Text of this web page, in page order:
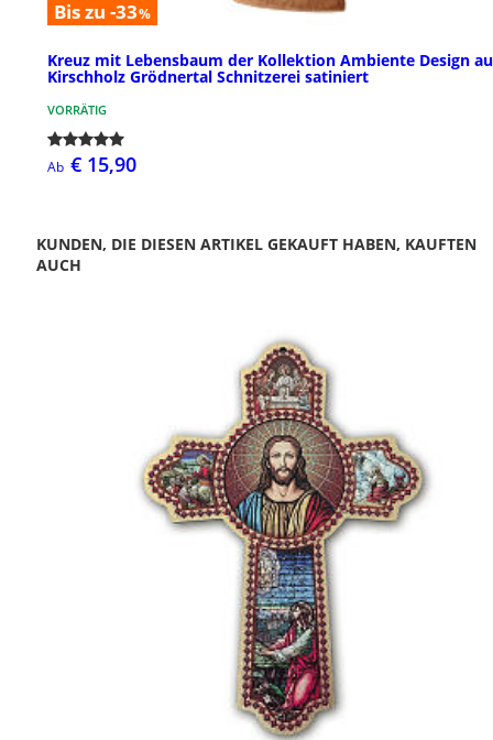
Bis zu -33%
Kreuz mit Lebensbaum der Kollektion Ambiente Design
Kirschholz Grödnertal Schnitzerei satiniert
VORRÄTIG
Ab € 15,90
KUNDEN, DIE DIESEN ARTIKEL GEKAUFT HABEN, KAUFTEN
AUCH